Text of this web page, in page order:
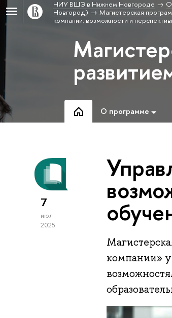
НИУ ВШЭ в Нижнем Новгороде
Новгород)
Магистерская
компании: возможности и
О программе
7
июл
2025
компании»